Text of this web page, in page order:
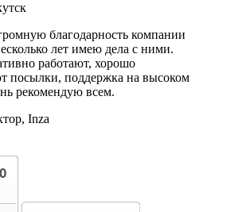
благодарность компании
лет имею дела с ними.
работают, хорошо
посылки, поддержка на высоком
рекомендую всем.
Inza